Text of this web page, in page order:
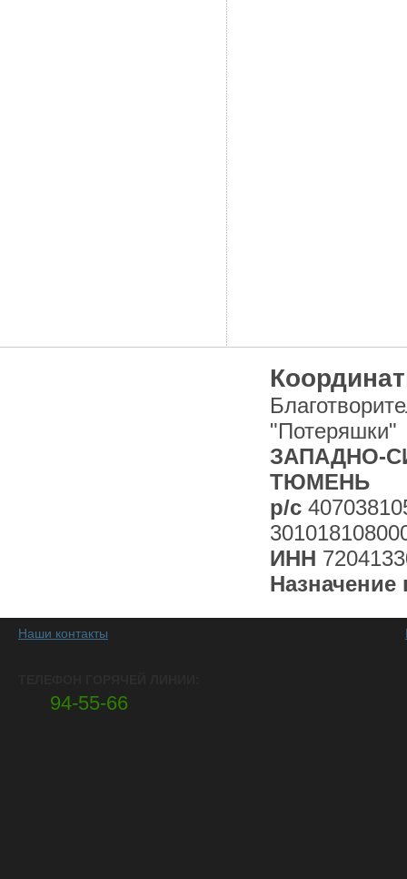
"Потеряшки"
ЗАПАДНО-
ТЮМЕНЬ
р/с
ИНН
Назначение
Наши контакты
94-55-66